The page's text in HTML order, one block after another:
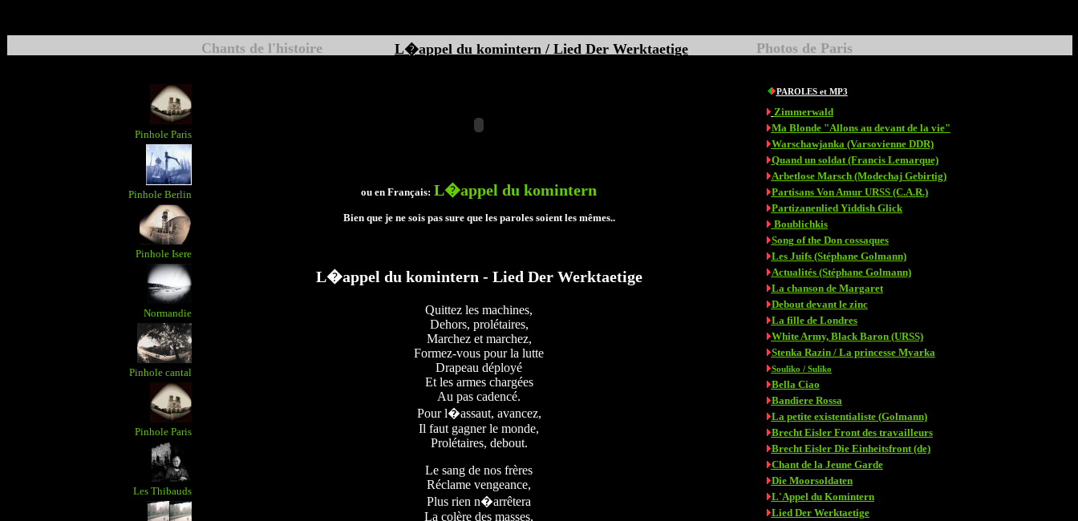
Chants de l'histoire L�appel du komintern / Lied Der Werktaetige Photos de Paris
Pinhole Paris
Pinhole Berlin
Pinhole Isere
Normandie
Pinhole cantal
Pinhole Paris
Les Thibauds
ou en Français: L�appel du komintern
Bien que je ne sois pas sure que les paroles soient les mêmes..
L�appel du komintern - Lied Der Werktaetige
Quittez les machines,
Dehors, prolétaires,
Marchez et marchez,
Formez-vous pour la lutte
Drapeau déployé
Et les armes chargées
Au pas cadencé.
Pour l�assaut, avancez,
Il faut gagner le monde,
Prolétaires, debout.
Le sang de nos frères
Réclame vengeance,
Plus rien n�arrêtera
La colère des masses,
PAROLES et MP3
Zimmerwald
Ma Blonde "Allons au devant de la vie"
Warschawjanka (Varsovienne DDR)
Quand un soldat (Francis Lemarque)
Arbetlose Marsch (Modechaj Gebirtig)
Partisans Von Amur URSS (C.A.R.)
Partizanenlied Yiddish Glick
Boublichkis
Song of the Don cossaques
Les Juifs (Stéphane Golmann)
Actualités (Stéphane Golmann)
La chanson de Margaret
Debout devant le zinc
La fille de Londres
White Army, Black Baron (URSS)
Stenka Razin / La princesse Myarka
Souliko / Suliko
Bella Ciao
Bandiere Rossa
La petite existentialiste (Golmann)
Brecht Eisler Front des travailleurs
Brecht Eisler Die Einheitsfront (de)
Chant de la Jeune Garde
Die Moorsoldaten
L'Appel du Komintern
Lied Der Werktaetige